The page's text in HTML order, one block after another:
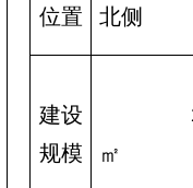
位置
北侧
建设
规模
㎡